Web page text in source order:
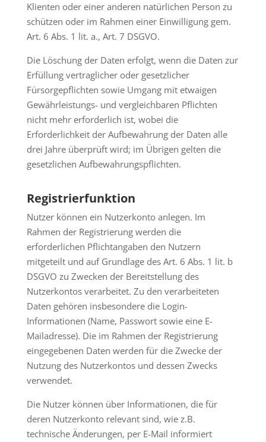
Klienten oder einer anderen natürlichen Person zu
schützen oder im Rahmen einer Einwilligung gem.
Art. 6 Abs. 1 lit. a., Art. 7 DSGVO.
Die Löschung der Daten erfolgt, wenn die Daten zur
Erfüllung vertraglicher oder gesetzlicher
Fürsorgepflichten sowie Umgang mit etwaigen
Gewährleistungs- und vergleichbaren Pflichten
nicht mehr erforderlich ist, wobei die
Erforderlichkeit der Aufbewahrung der Daten alle
drei Jahre überprüft wird; im Übrigen gelten die
gesetzlichen Aufbewahrungspflichten.
Registrierfunktion
Nutzer können ein Nutzerkonto anlegen. Im
Rahmen der Registrierung werden die
erforderlichen Pflichtangaben den Nutzern
mitgeteilt und auf Grundlage des Art. 6 Abs. 1 lit. b
DSGVO zu Zwecken der Bereitstellung des
Nutzerkontos verarbeitet. Zu den verarbeiteten
Daten gehören insbesondere die Login-
Informationen (Name, Passwort sowie eine E-
Mailadresse). Die im Rahmen der Registrierung
eingegebenen Daten werden für die Zwecke der
Nutzung des Nutzerkontos und dessen Zwecks
verwendet.
Die Nutzer können über Informationen, die für
deren Nutzerkonto relevant sind, wie z.B.
technische Änderungen, per E-Mail informiert